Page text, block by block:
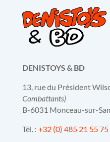
DENISTOYS & BD
13, rue du Président
Combattants)
B-6031 Monceau-sur-
Tél. : +32 (0) 485 21 55 75